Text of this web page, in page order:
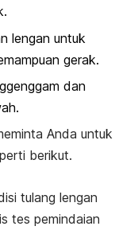
lengan untuk
gerak.
dan
Anda untuk
berikut.
tulang lengan
tes pemindaian